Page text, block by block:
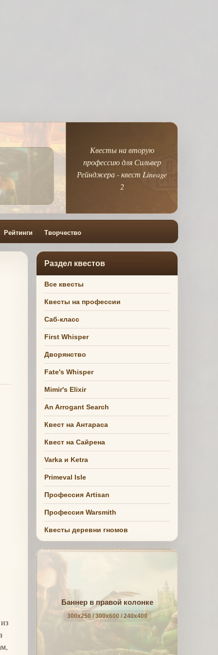
Квесты на вторую
профессию для Сильвер
Рейнджера - квест Lineage
2
Рейтинги Творчество
Раздел квестов
Все квесты
Квесты на профессии
Саб-класс
First Whisper
Дворянство
Fate's Whisper
Mimir's Elixir
An Arrogant Search
Квест на Антараса
Квест на Сайрена
Varka и Ketra
Primeval Isle
Профессия Artisan
Профессия Warsmith
Квесты деревни гномов
Баннер в правой колонке
300x250 / 300x600 / 240x400